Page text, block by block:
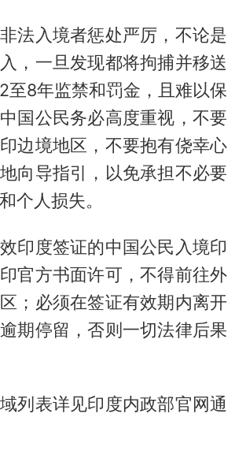
法入境者惩处严厉，不论是
，一旦发现都将拘捕并移送
至8年监禁和罚金，且难以保
国公民务必高度重视，不要
边境地区，不要抱有侥幸心
向导指引，以免承担不必要
个人损失。
印度签证的中国公民入境印
官方书面许可，不得前往外
；必须在签证有效期内离开
期停留，否则一切法律后果
列表详见印度内政部官网通